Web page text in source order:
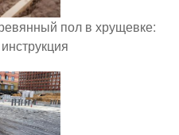
пол в хрущевке: